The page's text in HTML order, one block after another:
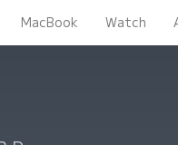
MacBook Watch